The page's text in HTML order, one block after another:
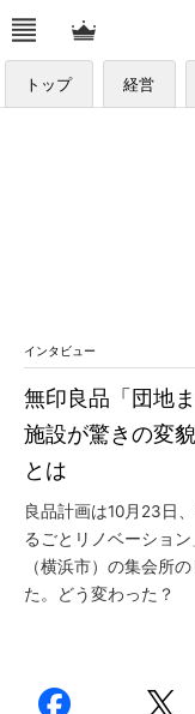
トップ 経営
インタビュー
無印良品「団地
施設が驚きの変
とは
良品計画は10月23日
るごとリノベーショ
（横浜市）の集会所
た。どう変わった？